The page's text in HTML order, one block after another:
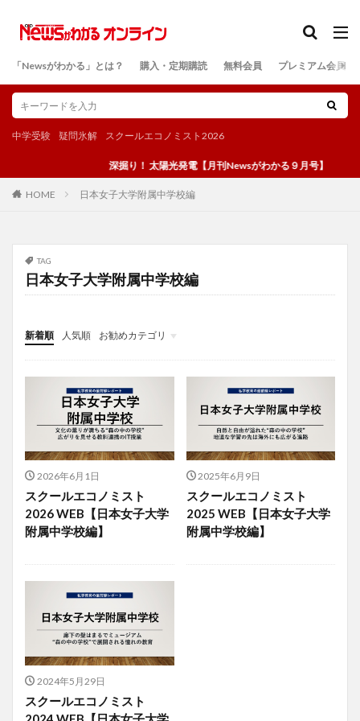
「Newsがわかる」とは？ 購入・定期購読 無料会員 プレミアム会員
中学受験 疑問氷解 スクールエコノミスト2026
深掘り！ 太陽光発電【月刊Newsがわかる９月号】
HOME 日本女子大学附属中学校編
TAG
日本女子大学附属中学校編
新着順 人気順
お勧めカテゴリ
投稿
学び
マンガ
電子書籍
2026年6月1日
スクールエコノミスト
2026 WEB【日本女子大学
附属中学校編】
2025年6月9日
スクールエコノミスト
2025 WEB【日本女子大学
附属中学校編】
2024年5月29日
スクールエコノミスト
検索